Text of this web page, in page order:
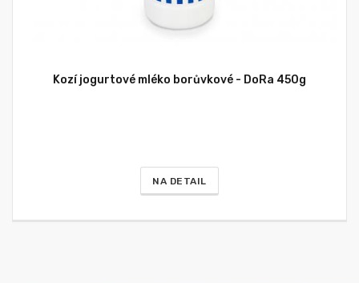
Kozí jogurtové mléko borůvkové - DoRa 450g
NA DETAIL